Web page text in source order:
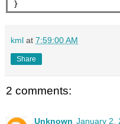
kml at 7:59:00 AM
Share
2 comments:
Unknown January 2,